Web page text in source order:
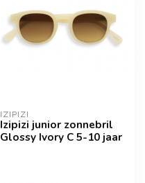
IZIPIZI
Izipizi junior zonnebril
Glossy Ivory C 5-10 jaar